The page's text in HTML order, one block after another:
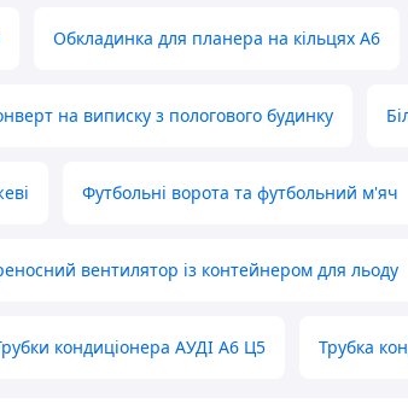
Обкладинка для планера на кільцях А6
на виписку з пологового будинку
Футбольні ворота та футбольний м'яч
вентилятор із контейнером для льоду
кондиціонера АУДІ А6 Ц5 Трубка